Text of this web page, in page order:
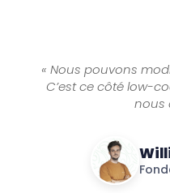
« Nous pouvons
C’est ce côté low-
nous